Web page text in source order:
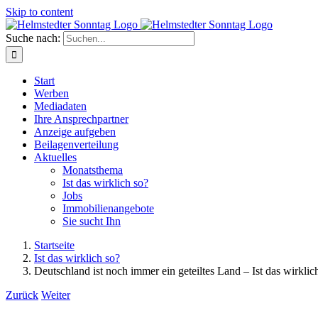
Skip to content
Suche nach:
Start
Werben
Mediadaten
Ihre Ansprechpartner
Anzeige aufgeben
Beilagenverteilung
Aktuelles
Monatsthema
Ist das wirklich so?
Jobs
Immobilienangebote
Sie sucht Ihn
Startseite
Ist das wirklich so?
Deutschland ist noch immer ein geteiltes Land – Ist das
Zurück Weiter